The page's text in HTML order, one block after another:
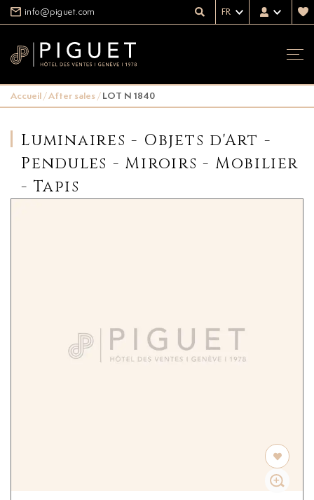
info@piguet.com FR
Accueil/After sales/LOT N 1840
Luminaires - Objets d'Art -
Pendules - Miroirs - Mobilier
- Tapis